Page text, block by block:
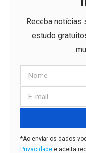
Receba notícias
estudo
*Ao enviar os dados
Privacidade e aceita